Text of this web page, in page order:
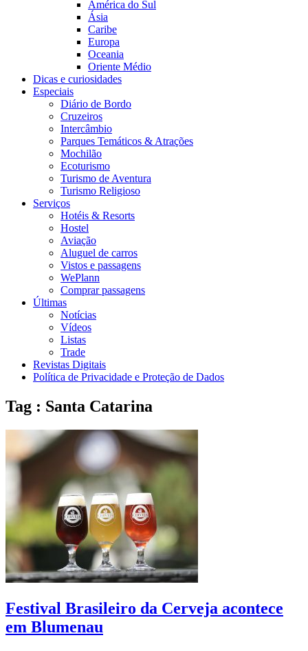
América do Sul
Ásia
Caribe
Europa
Oceania
Oriente Médio
Dicas e curiosidades
Especiais
Diário de Bordo
Cruzeiros
Intercâmbio
Parques Temáticos & Atrações
Mochilão
Ecoturismo
Turismo de Aventura
Turismo Religioso
Serviços
Hotéis & Resorts
Hostel
Aviação
Aluguel de carros
Vistos e passagens
WePlann
Comprar passagens
Últimas
Notícias
Vídeos
Listas
Trade
Revistas Digitais
Política de Privacidade e Proteção de Dados
Tag : Santa Catarina
Festival Brasileiro da Cerveja acontece
em Blumenau